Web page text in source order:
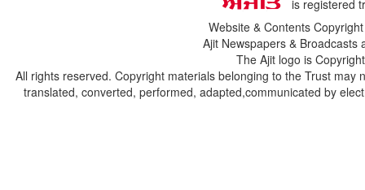
is registered
Website & Contents
Ajit Newspapers &
The Ajit logo is
All rights reserved. Copyright materials belonging to the Trust
translated, converted, performed, adapted,communicated by